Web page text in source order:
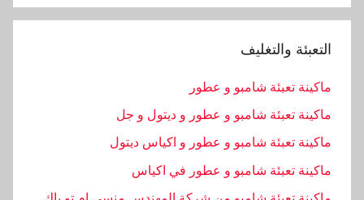
التعبئة والتغليف
ماكينة تعبئة شامبو و عطور
ماكينة تعبئة شامبو و عطور و ديتول و جل
ماكينة تعبئة شامبو و عطور و اكياس ديتول
ماكينة تعبئة شامبو و عطور في اكياس